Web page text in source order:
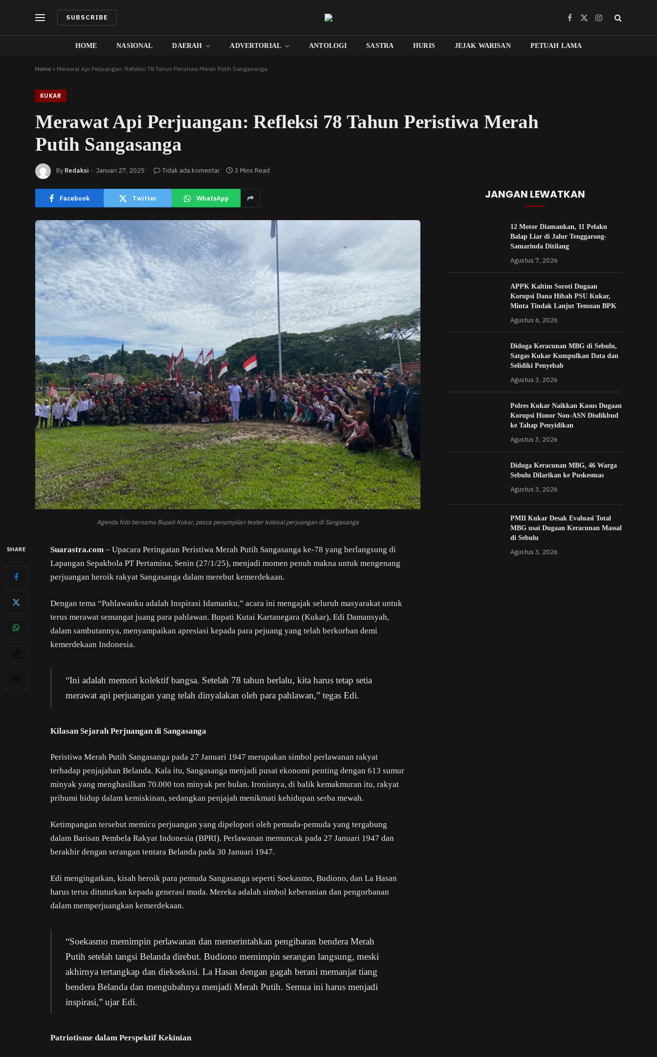
SUBSCRIBE Facebook
X
Instagram
HOME NASIONAL DAERAH ADVERTORIAL ANTOLOGI SASTRA HURIS JEJAK WARISAN PETUAH LAMA
Home » Merawat Api Perjuangan: Refleksi 78 Tahun Peristiwa Merah Putih Sangasanga
KUKAR
Merawat Api Perjuangan: Refleksi 78 Tahun Peristiwa Merah
Putih Sangasanga
By Redaksi Januari 27, 2025 Tidak ada komentar 3 Mins Read
Facebook Twitter WhatsApp
Agenda foto bersama Bupati Kukar, pasca penampilan teater kolosal perjuangan di Sangasanga
SHARE Suarastra.com – Upacara Peringatan Peristiwa Merah Putih Sangasanga ke-78 yang berlangsung di
Lapangan Sepakbola PT Pertamina, Senin (27/1/25), menjadi momen penuh makna untuk mengenang
perjuangan heroik rakyat Sangasanga dalam merebut kemerdekaan.
Dengan tema “Pahlawanku adalah Inspirasi Idamanku,” acara ini mengajak seluruh masyarakat untuk
terus merawat semangat juang para pahlawan. Bupati Kutai Kartanegara (Kukar), Edi Damansyah,
dalam sambutannya, menyampaikan apresiasi kepada para pejuang yang telah berkorban demi
kemerdekaan Indonesia.
“Ini adalah memori kolektif bangsa. Setelah 78 tahun berlalu, kita harus tetap setia
merawat api perjuangan yang telah dinyalakan oleh para pahlawan,” tegas Edi.
Kilasan Sejarah Perjuangan di Sangasanga
Peristiwa Merah Putih Sangasanga pada 27 Januari 1947 merupakan simbol perlawanan rakyat
terhadap penjajahan Belanda. Kala itu, Sangasanga menjadi pusat ekonomi penting dengan 613 sumur
minyak yang menghasilkan 70.000 ton minyak per bulan. Ironisnya, di balik kemakmuran itu, rakyat
pribumi hidup dalam kemiskinan, sedangkan penjajah menikmati kehidupan serba mewah.
Ketimpangan tersebut memicu perjuangan yang dipelopori oleh pemuda-pemuda yang tergabung
dalam Barisan Pembela Rakyat Indonesia (BPRI). Perlawanan memuncak pada 27 Januari 1947 dan
berakhir dengan serangan tentara Belanda pada 30 Januari 1947.
Edi mengingatkan, kisah heroik para pemuda Sangasanga seperti Soekasmo, Budiono, dan La Hasan
harus terus dituturkan kepada generasi muda. Mereka adalah simbol keberanian dan pengorbanan
dalam memperjuangkan kemerdekaan.
“Soekasmo memimpin perlawanan dan memerintahkan pengibaran bendera Merah
Putih setelah tangsi Belanda direbut. Budiono memimpin serangan langsung, meski
akhirnya tertangkap dan dieksekusi. La Hasan dengan gagah berani memanjat tiang
bendera Belanda dan mengubahnya menjadi Merah Putih. Semua ini harus menjadi
inspirasi,” ujar Edi.
Patriotisme dalam Perspektif Kekinian
JANGAN LEWATKAN
12 Motor Diamankan, 11 Pelaku
Balap Liar di Jalur Tenggarong-
Samarinda Ditilang
Agustus 7, 2026
APPK Kaltim Soroti Dugaan
Korupsi Dana Hibah PSU Kukar,
Minta Tindak Lanjut Temuan BPK
Agustus 6, 2026
Diduga Keracunan MBG di Sebulu,
Satgas Kukar Kumpulkan Data dan
Selidiki Penyebab
Agustus 3, 2026
Polres Kukar Naikkan Kasus Dugaan
Korupsi Honor Non-ASN Disdikbud
ke Tahap Penyidikan
Agustus 3, 2026
Diduga Keracunan MBG, 46 Warga
Sebulu Dilarikan ke Puskesmas
Agustus 3, 2026
PMII Kukar Desak Evaluasi Total
MBG usai Dugaan Keracunan Massal
di Sebulu
Agustus 3, 2026